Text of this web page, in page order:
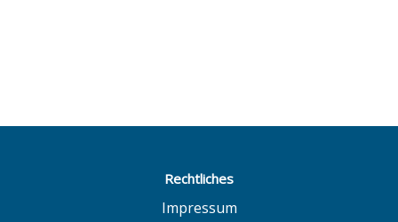
Rechtliches
Impressum